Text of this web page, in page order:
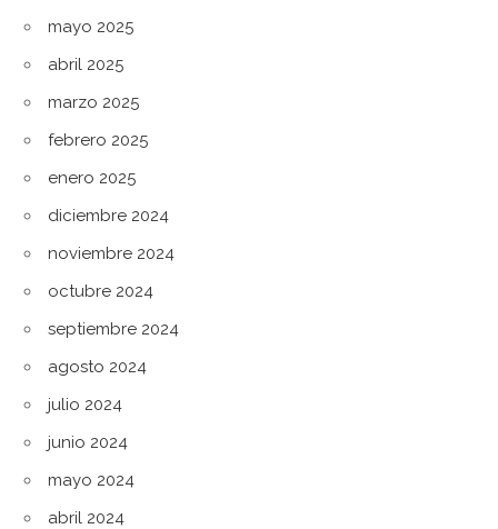
mayo 2025
abril 2025
marzo 2025
febrero 2025
enero 2025
diciembre 2024
noviembre 2024
octubre 2024
septiembre 2024
agosto 2024
julio 2024
junio 2024
mayo 2024
abril 2024